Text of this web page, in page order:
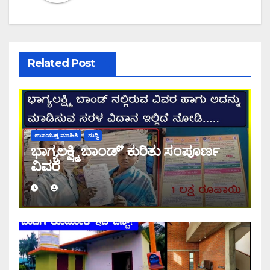
Related Post
ಉಪಯುಕ್ತ ಮಾಹಿತಿ ಸುದ್ದಿ
ಭಾಗ್ಯಲಕ್ಷ್ಮಿ ಬಾಂಡ್’ ಕುರಿತು ಸಂಪೂರ್ಣ
ವಿವರ